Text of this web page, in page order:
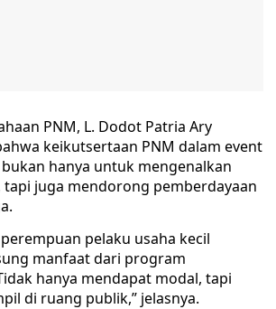
PNM, L. Dodot Patria Ary
keikutsertaan PNM dalam event
hanya untuk mengenalkan
juga mendorong pemberdayaan
pelaku usaha kecil
manfaat dari program
hanya mendapat modal, tapi
di ruang publik,” jelasnya.